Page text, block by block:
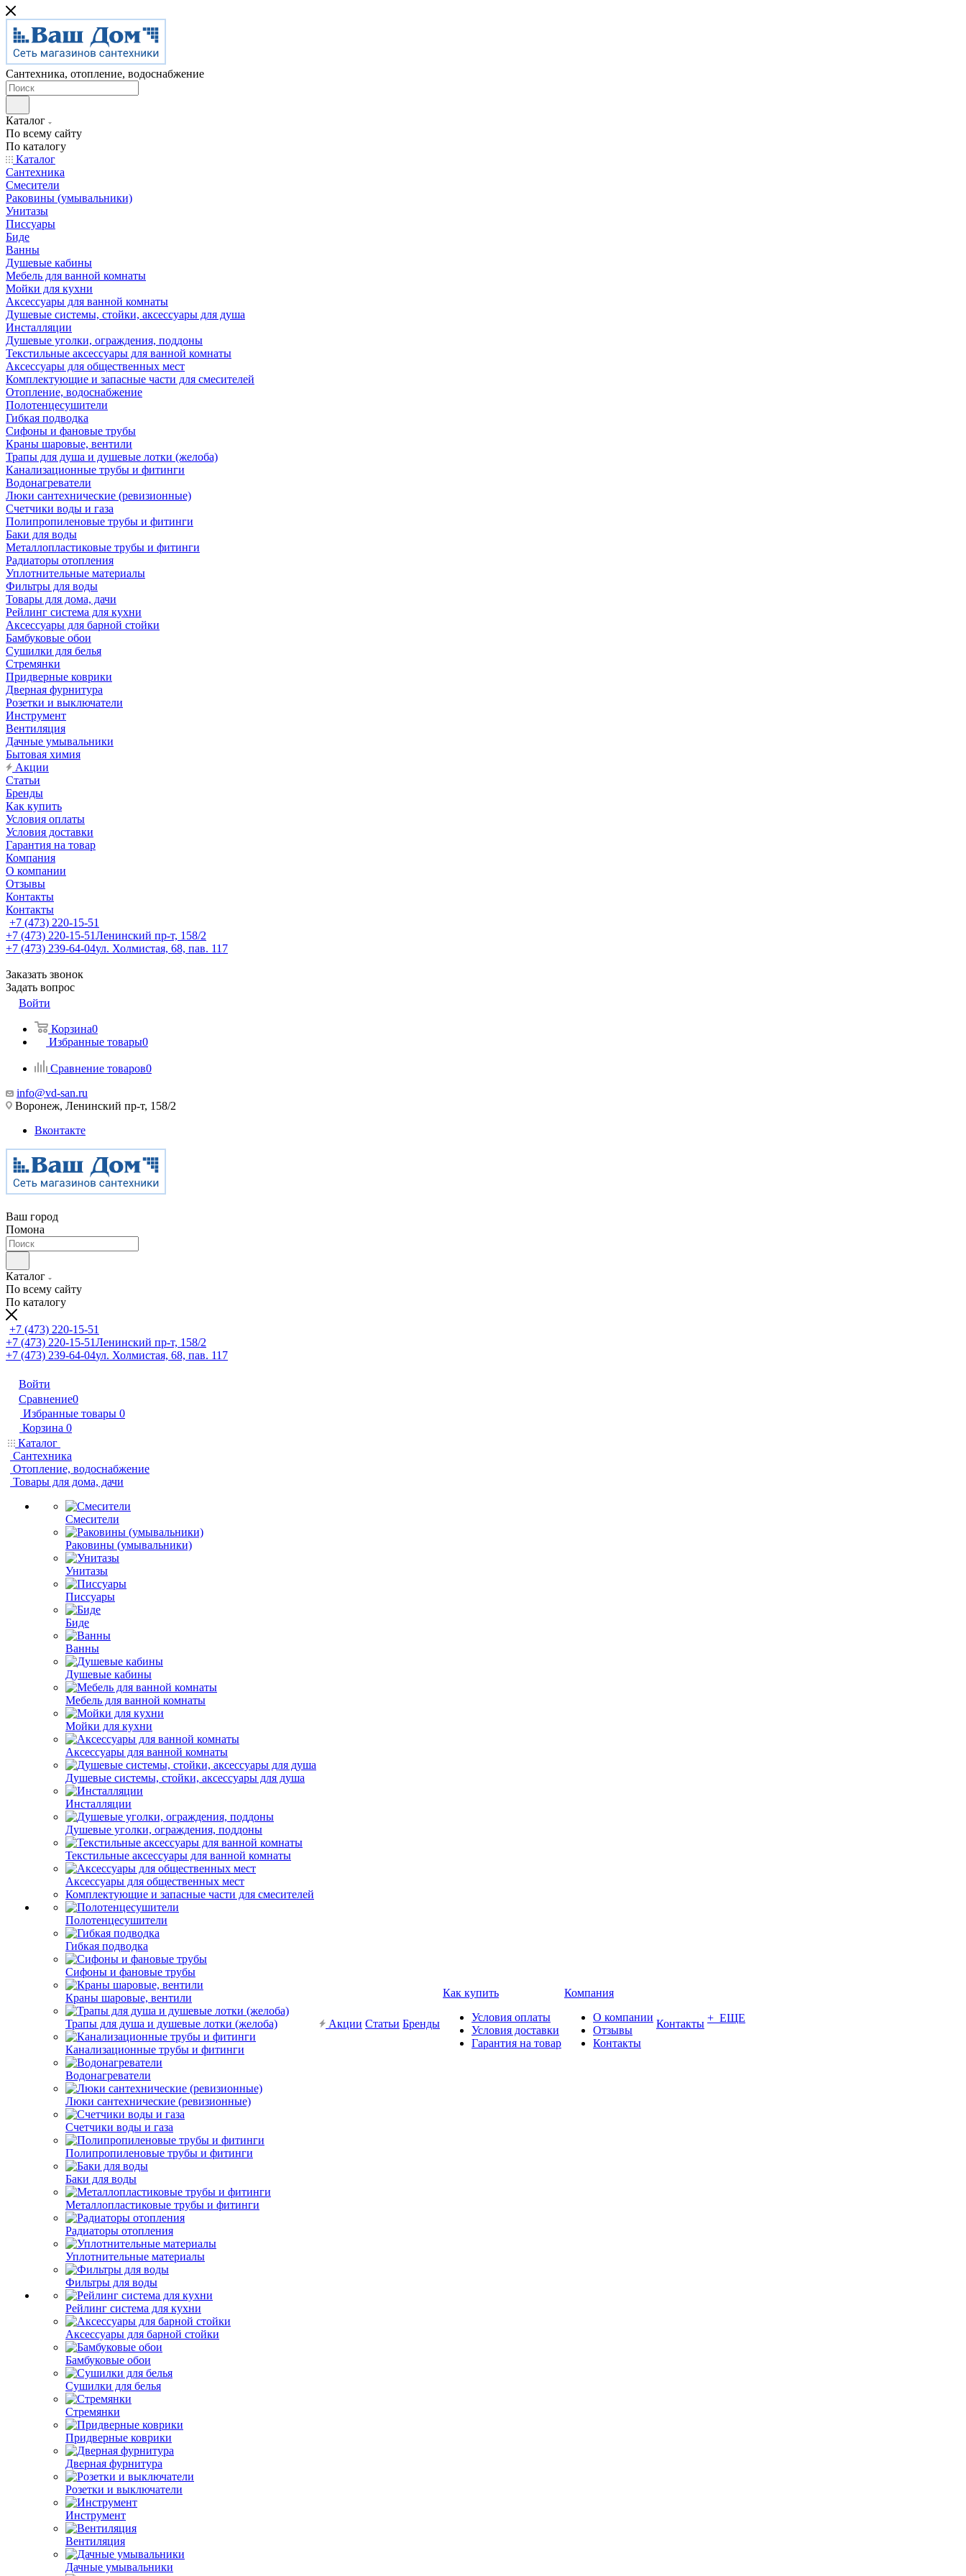
Сантехника, отопление, водоснабжение
Каталог
По всему сайту
По каталогу
Каталог
Сантехника
Смесители
Раковины (умывальники)
Унитазы
Писсуары
Биде
Ванны
Душевые кабины
Мебель для ванной комнаты
Мойки для кухни
Аксессуары для ванной комнаты
Душевые системы, стойки, аксессуары для душа
Инсталляции
Душевые уголки, ограждения, поддоны
Текстильные аксессуары для ванной комнаты
Аксессуары для общественных мест
Комплектующие и запасные части для смесителей
Отопление, водоснабжение
Полотенцесушители
Гибкая подводка
Сифоны и фановые трубы
Краны шаровые, вентили
Трапы для душа и душевые лотки (желоба)
Канализационные трубы и фитинги
Водонагреватели
Люки сантехнические (ревизионные)
Счетчики воды и газа
Полипропиленовые трубы и фитинги
Баки для воды
Металлопластиковые трубы и фитинги
Радиаторы отопления
Уплотнительные материалы
Фильтры для воды
Товары для дома, дачи
Рейлинг система для кухни
Аксессуары для барной стойки
Бамбуковые обои
Сушилки для белья
Стремянки
Придверные коврики
Дверная фурнитура
Розетки и выключатели
Инструмент
Вентиляция
Дачные умывальники
Бытовая химия
Акции
Статьи
Бренды
Как купить
Условия оплаты
Условия доставки
Гарантия на товар
Компания
О компании
Отзывы
Контакты
Контакты
+7 (473) 220-15-51
+7 (473) 220-15-51Ленинский пр-т, 158/2
+7 (473) 239-64-04ул. Холмистая, 68, пав. 117
Заказать звонок
Задать вопрос
Войти
Корзина0
Избранные товары0
Сравнение товаров0
info@vd-san.ru
Воронеж, Ленинский пр-т, 158/2
Вконтакте
Ваш город
Помона
Каталог
По всему сайту
По каталогу
+7 (473) 220-15-51
+7 (473) 220-15-51Ленинский пр-т, 158/2
+7 (473) 239-64-04ул. Холмистая, 68, пав. 117
Войти
Сравнение0
Избранные товары 0
Корзина 0
Каталог
Сантехника
Отопление, водоснабжение
Товары для дома, дачи
Смесители
Раковины (умывальники)
Унитазы
Писсуары
Биде
Ванны
Душевые кабины
Мебель для ванной комнаты
Мойки для кухни
Аксессуары для ванной комнаты
Душевые системы, стойки, аксессуары для душа
Инсталляции
Душевые уголки, ограждения, поддоны
Текстильные аксессуары для ванной комнаты
Аксессуары для общественных мест
Комплектующие и запасные части для смесителей
Полотенцесушители
Гибкая подводка
Сифоны и фановые трубы
Краны шаровые, вентили
Трапы для душа и душевые лотки (желоба)
Канализационные трубы и фитинги
Водонагреватели
Люки сантехнические (ревизионные)
Счетчики воды и газа
Полипропиленовые трубы и фитинги
Баки для воды
Металлопластиковые трубы и фитинги
Радиаторы отопления
Уплотнительные материалы
Фильтры для воды
Рейлинг система для кухни
Аксессуары для барной стойки
Бамбуковые обои
Сушилки для белья
Стремянки
Придверные коврики
Дверная фурнитура
Розетки и выключатели
Инструмент
Вентиляция
Дачные умывальники
Акции Статьи Бренды
Как купить
Условия оплаты
Условия доставки
Гарантия на товар
Компания
О компании
Отзывы
Контакты
Контакты + ЕЩЕ